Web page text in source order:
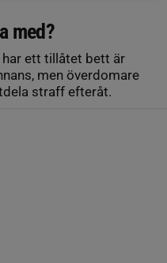
med?
ett tillåtet bett är
men överdomare
straff efteråt.